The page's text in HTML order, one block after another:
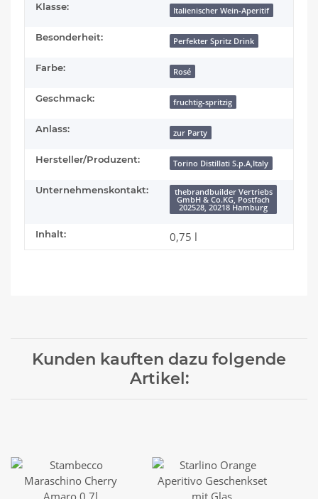
Klasse: Italienischer Wein-Aperitif
Besonderheit: Perfekter Spritz Drink
Farbe: Rosé
Geschmack: fruchtig-spritzig
Anlass: zur Party
Hersteller/Produzent: Torino Distillati S.p.A,Italy
Unternehmenskontakt: thebrandbuilder Vertriebs
GmbH & Co.KG, Postfach
202528, 20218 Hamburg
Inhalt: 0,75 l
Kunden kauften dazu folgende
Artikel: